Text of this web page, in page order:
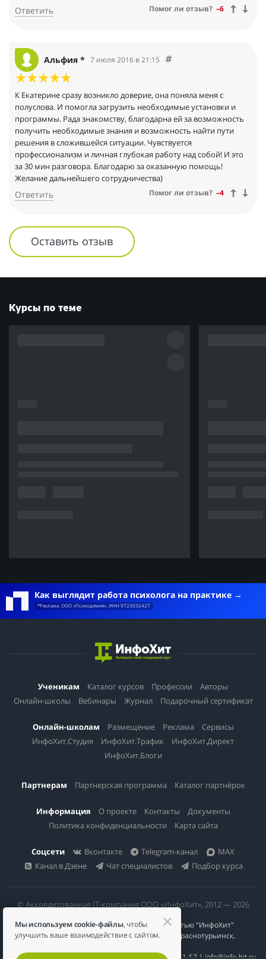
Ответить Помог ли отзыв? –6
Альфия * 7 июля 2016 в 21:15
К Екатерине сразу возникло доверие, она поняла меня с
полуслова. И помогла загрузить необходимые установки и
программы. Рада знакомству, благодарна ей за возможность
получить необходимые знания и возможность найти пути
решения в сложившейся ситуации. Чувствуется
профессионализм и личная глубокая работу над собой! И это
за 30 мин разговора. Благодарю за оказанную помощь!
Желание дальнейшего сотрудничества)
Ответить Помог ли отзыв? –4
Оставить отзыв
Курсы по теме
Как выглядит работа психолога на практике
*Реклама. ООО «Психодемия». ИНН 9723032427
Ученикам Каталог курсов Профессии
Авторы
Онлайн-школы
Вебинары Журнал Подарочный сертификат
Онлайн-школам Размещение Реклама
Сервисы
ИнфоХит.Студия
ИнфоХит.Трафик
ИнфоХит.Директ
ИнфоХит.Блоги
Партнерам Партнерская программа Каталог партнёрок
Информация О проекте Контакты
Документы
Политика конфиденциальности
Карта сайта
Соцсети Вконтакте Telegram-канал
MAX
Канал в Дзене
Чат специалистов Подбор курса
© Аккредитованная IT-компания ООО «ИнфоХит», 2012 — 2026
Общество с ограниченной ответственностью "ИнфоХит"
624446, Россия, Свердловская область, г. Краснотурьинск,
Мы используем cookie-файлы, чтобы
улучшить ваше взаимодействие с сайтом.